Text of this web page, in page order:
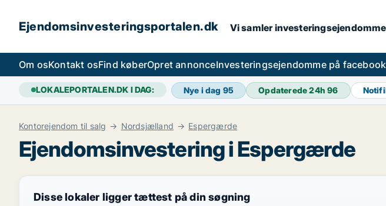
Ejendomsinvesteringsportalen.dk Vi samler
Om osKontakt osFind køberOpret annonceInvesteringsejendomme på facebook
LOKALEPORTALEN.DK I DAG: Nye i dag 95 Opdaterede 24h96
Kontorejendom til salg Nordsjælland Espergærde
Ejendomsinvestering i Espergærde
Disse lokaler ligger tættest på din søgning